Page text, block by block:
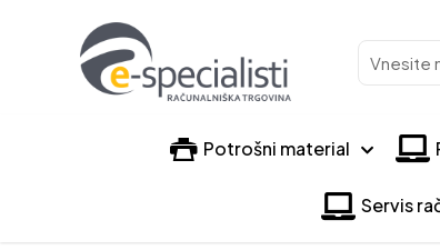
Vnesite
naziv
Potrošni material
Servis